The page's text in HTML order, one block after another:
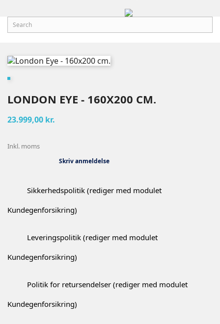
LONDON EYE - 160X200 CM.
23.999,00 kr.
Inkl. moms
Skriv anmeldelse
Sikkerhedspolitik (rediger med modulet
Kundegenforsikring)
Leveringspolitik (rediger med modulet
Kundegenforsikring)
Politik for retursendelser (rediger med modulet
Kundegenforsikring)